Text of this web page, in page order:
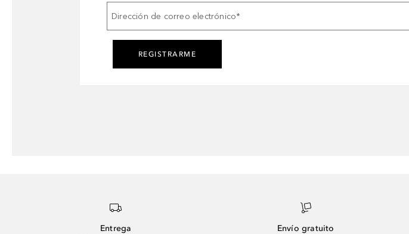
Dirección de correo electrónico*
REGISTRARME
Entrega
Envío gratuito